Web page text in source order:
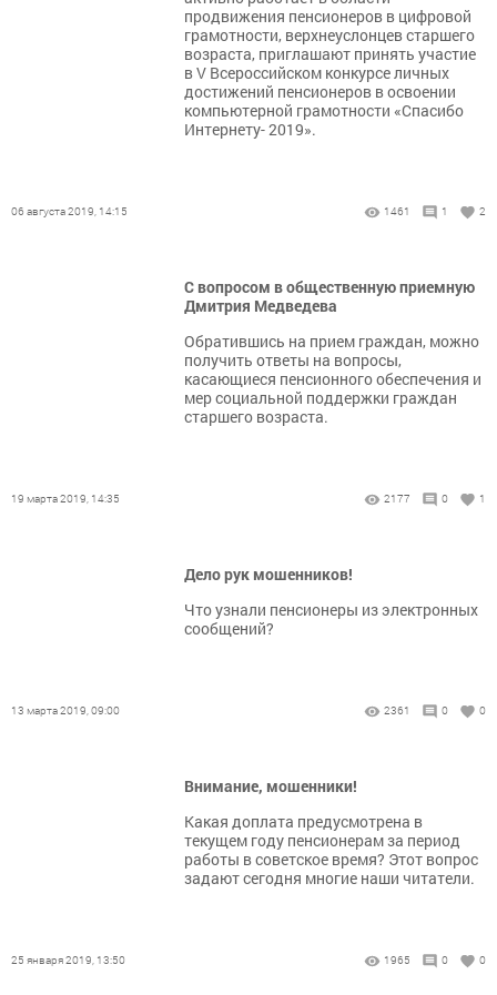
продвижения пенсионеров в цифровой
грамотности, верхнеуслонцев старшего
возраста, приглашают принять участие
в V Всероссийском конкурсе личных
достижений пенсионеров в освоении
компьютерной грамотности «Спасибо
Интернету- 2019».
06 августа 2019, 14:15 1461 1 2
С вопросом в общественную приемную
Дмитрия Медведева
Обратившись на прием граждан, можно
получить ответы на вопросы,
касающиеся пенсионного обеспечения и
мер социальной поддержки граждан
старшего возраста.
19 марта 2019, 14:35 2177 0 1
Дело рук мошенников!
Что узнали пенсионеры из электронных
сообщений?
13 марта 2019, 09:00 2361 0 0
Внимание, мошенники!
Какая доплата предусмотрена в
текущем году пенсионерам за период
работы в советское время? Этот вопрос
задают сегодня многие наши читатели.
25 января 2019, 13:50 1965 0 0